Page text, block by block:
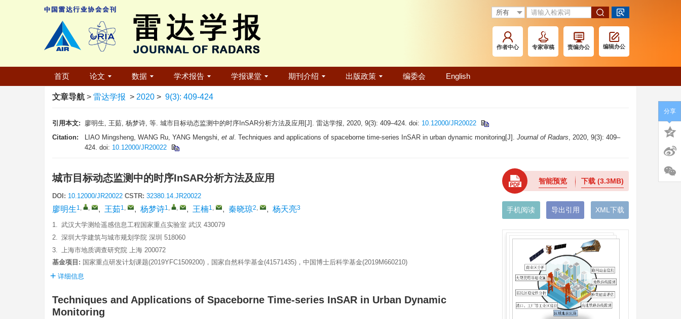
作者中心 专家审稿 责编办公 编辑办公
首页 论文 数据 学术报告 学报课堂 期刊介绍 出版政策 编委会 English
文章导航 > 雷达学报 > 2020 > 9(3): 409-424
引用本文: 廖明生, 王茹, 杨梦诗, 等. 城市目标动态监测中的时序InSAR分析方法及应用[J]. 雷达学报, 2020, 9(3): 409–424. doi: 10.12000/JR20022
Citation:
LIAO Mingsheng, WANG Ru, YANG Mengshi, et al. Techniques and applications of spaceborne time-series InSAR in urban dynamic monitoring[J]. Journal of Radars, 2020, 9(3): 409–
424. doi: 10.12000/JR20022
城市目标动态监测中的时序InSAR分析方法及应用
DOI: 10.12000/JR20022 CSTR: 32380.14.JR20022
廖明生1, , , 王茹1, , 杨梦诗1, , , 王楠1, , 秦晓琼2, , 杨天亮3
1. 武汉大学测绘遥感信息工程国家重点实验室 武汉 430079
2. 深圳大学建筑与城市规划学院 深圳 518060
3. 上海市地质调查研究院 上海 200072
基金项目: 国家重点研发计划课题(2019YFC1509200)，国家自然科学基金(41571435)，中国博士后科学基金(2019M660210)
详细信息
Techniques and Applications of Spaceborne Time-series InSAR in Urban Dynamic
Monitoring
智能预览 下载 (3.3MB)
手机阅读 导出引用 XML下载
分享